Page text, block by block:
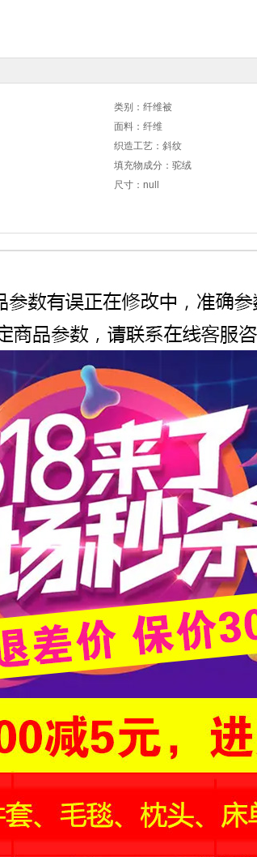
类别：纤维被
面料：纤维
织造工艺：斜纹
填充物成分：驼绒
尺寸：null